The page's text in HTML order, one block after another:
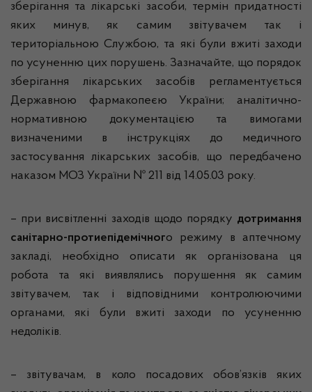
зберігання та лікарські засоби, термін придатності
яких минув, як самим звітувачем так і
територіальною Службою, та які були вжиті заходи
по усуненню цих порушень. Зазначайте, що порядок
зберігання лікарських засобів регламентується
Державною фармакопеєю України; аналітично-
нормативною документацією та вимогами
визначеними в інструкціях до медичного
застосування лікарських засобів, що передбачено
наказом МОЗ України № 211 від 14.05.03 року.
– при висвітленні заходів щодо порядку дотримання
санітарно-протиепідемічного режиму в аптечному
закладі, необхідно описати як організована ця
робота та які виявлялись порушення як самим
звітувачем, так і відповідними контролюючими
органами, які були вжиті заходи по усуненню
недоліків.
– звітувачам, в коло посадових обов’язків яких